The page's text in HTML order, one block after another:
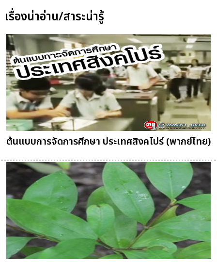
เรื่องน่าอ่าน/สาระน่ารู้
ต้นแบบการจัดการศึกษา ประเทศสิงคโปร์ (พากย์ไทย)